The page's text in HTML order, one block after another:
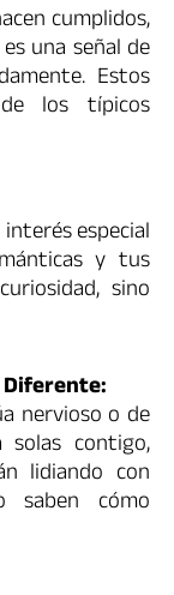
cumplidos,
una señal de
Estos
los típicos
especial
y tus
sino
nervioso o de
contigo,
lidiando con
saben cómo